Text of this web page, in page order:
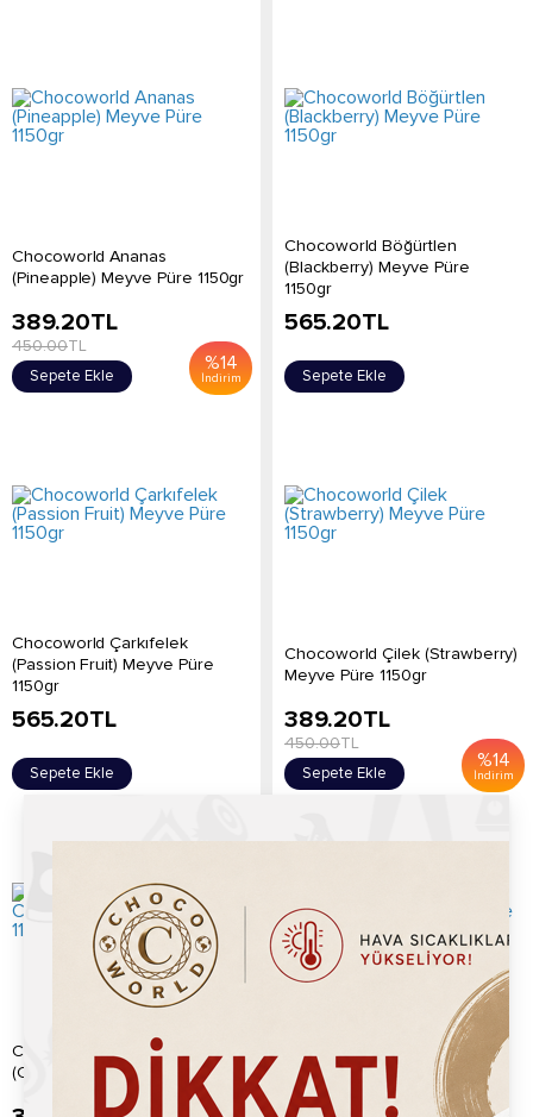
Chocoworld Ananas
(Pineapple) Meyve Püre 1150gr
%14
İndirim
389.20TL
450.00TL
Sepete Ekle
Chocoworld Böğürtlen
(Blackberry) Meyve Püre
1150gr
565.20TL
Sepete Ekle
Chocoworld Çarkıfelek
(Passion Fruit) Meyve Püre
1150gr
565.20TL
Sepete Ekle
Chocoworld Çilek (Strawberry)
Meyve Püre 1150gr
%14
İndirim
389.20TL
450.00TL
Sepete Ekle
Chocoworld Hindistan Cevizi
(Coconut) Meyve Püre 1150gr
Chocoworld Karadut (Black
Mulberry) Meyve Püre 1150gr